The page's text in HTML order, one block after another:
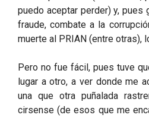
puedo aceptar perder) y, pues
fraude, combate a la
muerte al PRIAN (entre otras),
Pero no fue fácil, pues tuve
lugar a otro, a ver donde me
una que otra puñalada
cirsense (de esos que me